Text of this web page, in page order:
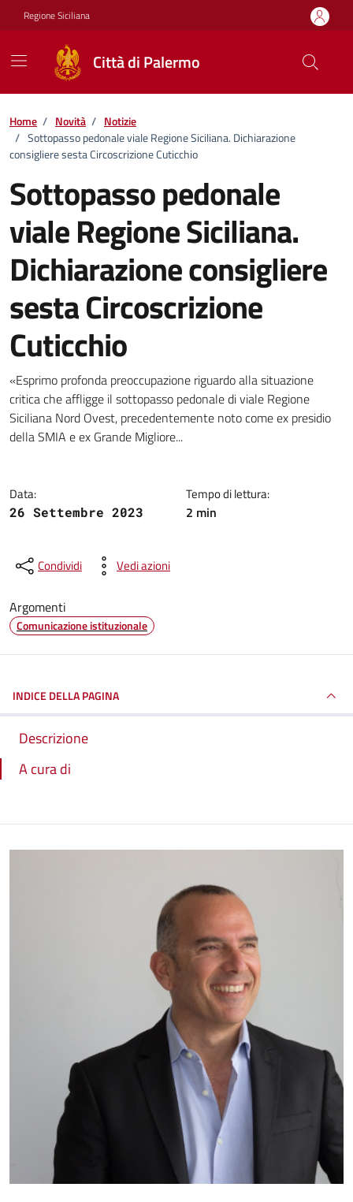
Vai ai contenuti
Vai al footer
Regione Siciliana
Città di Palermo
Home / Novità / Notizie
/ Sottopasso pedonale viale Regione Siciliana. Dichiarazione
consigliere sesta Circoscrizione Cuticchio
Sottopasso pedonale
viale Regione Siciliana.
Dichiarazione consigliere
sesta Circoscrizione
Cuticchio
Dettagli della notizia
«Esprimo profonda preoccupazione riguardo alla situazione
critica che affligge il sottopasso pedonale di viale Regione
Siciliana Nord Ovest, precedentemente noto come ex presidio
della SMIA e ex Grande Migliore...
Data:
26 Settembre 2023
Tempo di lettura:
2 min
Condividi Vedi azioni
Argomenti
Comunicazione istituzionale
INDICE DELLA PAGINA
Descrizione
A cura di